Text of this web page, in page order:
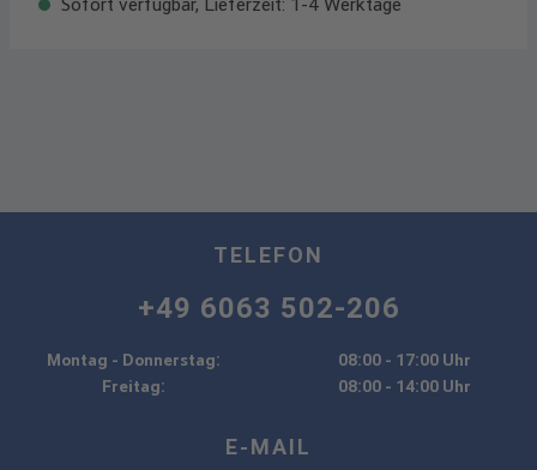
TELEFON
+49 6063 502-206
Montag - Donnerstag:
08:00 - 17:00 Uhr
Freitag:
08:00 - 14:00 Uhr
E-MAIL